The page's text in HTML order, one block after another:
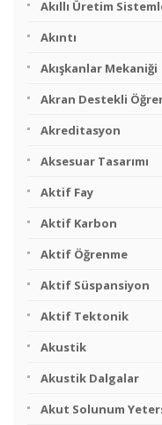
Akıllı Üretim
Akıntı
Akışkanlar Mekaniği
Akran Destekli
Akreditasyon
Aksesuar Tasarımı
Aktif Fay
Aktif Karbon
Aktif Öğrenme
Aktif Süspansiyon
Aktif Tektonik
Akustik
Akustik Dalgalar
Akut Solunum